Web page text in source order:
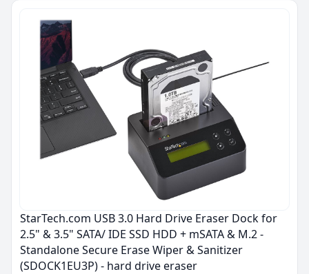
StarTech.com USB 3.0 Hard Drive Eraser Dock for
2.5" & 3.5" SATA/ IDE SSD HDD + mSATA & M.2 -
Standalone Secure Erase Wiper & Sanitizer
(SDOCK1EU3P) - hard drive eraser